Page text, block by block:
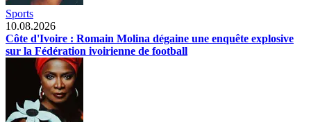
Sports
10.08.2026
Côte d'Ivoire : Romain Molina dégaine une enquête explosive
sur la Fédération ivoirienne de football